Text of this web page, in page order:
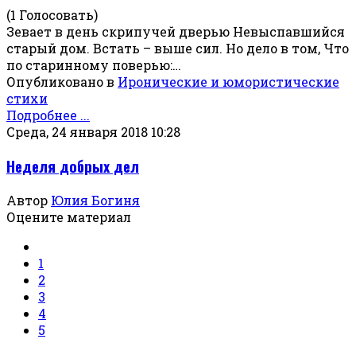
(1 Голосовать)
Зевает в день скрипучей дверью Невыспавшийся
старый дом. Встать – выше сил. Но дело в том, Что
по старинному поверью:…
Опубликовано в Иронические и юмористические
стихи
Подробнее ...
Среда, 24 января 2018 10:28
Неделя добрых дел
Автор Юлия Богиня
Оцените материал
1
2
3
4
5